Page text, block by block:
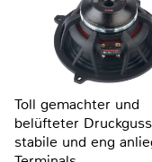
Toll gemachter und
belüfteter
stabile und eng